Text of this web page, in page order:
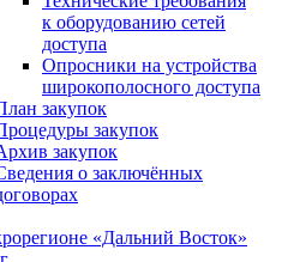
к оборудованию сетей
доступа
Опросники на устройства
широкополосного доступа
закупок
закупок
закупок
о заключённых
«Дальний Восток»